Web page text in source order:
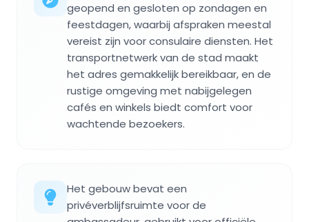
geopend en gesloten op zondagen en
feestdagen, waarbij afspraken meestal
vereist zijn voor consulaire diensten. Het
transportnetwerk van de stad maakt
het adres gemakkelijk bereikbaar, en de
rustige omgeving met nabijgelegen
cafés en winkels biedt comfort voor
wachtende bezoekers.
Het gebouw bevat een
privéverblijfsruimte voor de